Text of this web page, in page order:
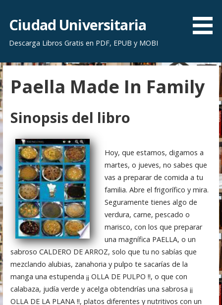
r
a
l
c
o
n
e
n
i
d
o
Ciudad Universitaria
Descarga Libros Gratis en PDF, EPUB y MOBI
Paella Made In Family
Sinopsis del libro
Hoy, que estamos, digamos a
martes, o jueves, no sabes que
vas a preparar de comida a tu
familia. Abre el frigorífico y mira.
Seguramente tienes algo de
verdura, carne, pescado o
marisco, con los que preparar
una magnífica PAELLA, o un
sabroso CALDERO DE ARROZ, solo que tu no sabías que
mezclando alubias, zanahoria y pulpo te sacarías de la
manga una estupenda ¡¡ OLLA DE PULPO !!, o que con
calabaza, judía verde y acelga obtendrías una sabrosa ¡¡
OLLA DE LA PLANA !!, platos diferentes y nutritivos con un